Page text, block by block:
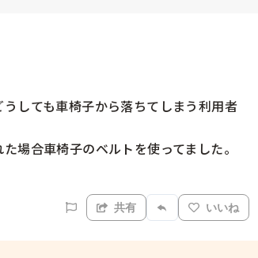
しても車椅子から落ちてしまう利用者
場合車椅子のベルトを使ってました。
共有 いいね